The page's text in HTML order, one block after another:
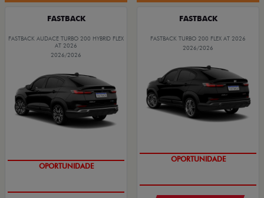
FASTBACK
FASTBACK AUDACE TURBO 200 HYBRID FLEX
AT 2026
2026/2026
OPORTUNIDADE
FASTBACK
FASTBACK TURBO 200 FLEX AT 2026
2026/2026
OPORTUNIDADE